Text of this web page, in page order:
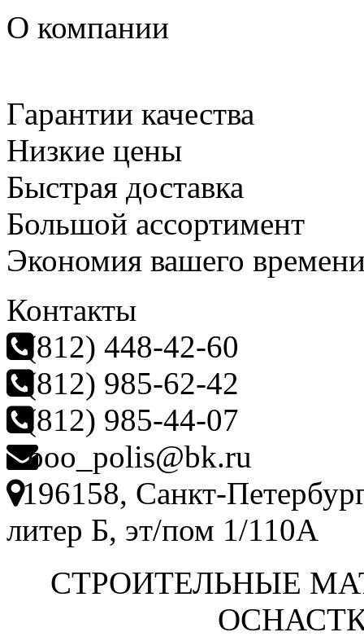
О компании
Гарантии качества
Низкие цены
Быстрая доставка
Большой ассортимент
Экономия вашего
Контакты
(812) 448-42-60
(812) 985-62-42
(812) 985-44-07
ooo_polis@bk.ru
196158, Санкт-
литер Б, эт/пом 1/110А
СТРОИТЕЛЬНЫЕ